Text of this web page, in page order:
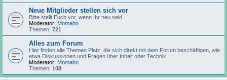
Neue Mitglieder stellen sich vor
Bitte stellt Euch vor, wenn Ihr neu seid.
Moderator: Momabo
Themen: 721
Alles zum Forum
Hier finden alle Themen Platz, die sich direkt mit dem Forum beschäftigen, wie
etwa Diskussionen und Fragen über Inhalt oder Technik
Moderator: Momabo
Themen: 108